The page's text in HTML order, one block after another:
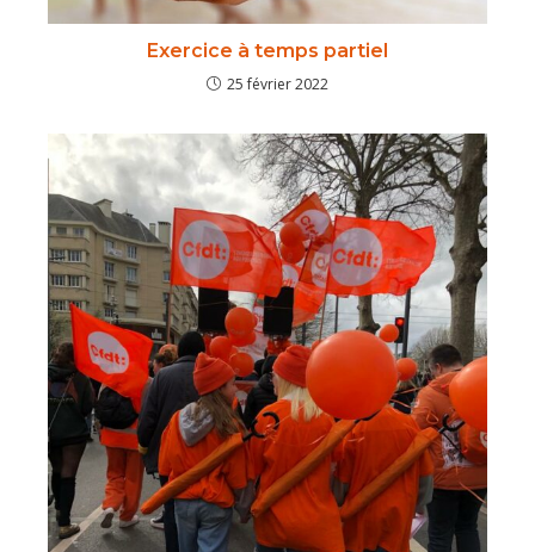
Exercice à temps partiel
25 février 2022